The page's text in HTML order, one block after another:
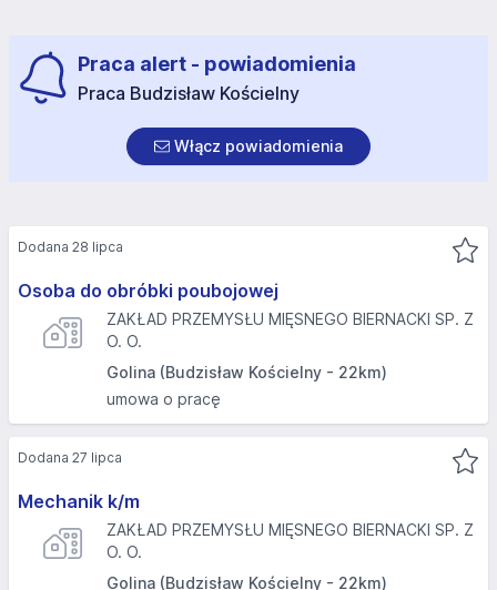
Praca alert - powiadomienia
Praca Budzisław Kościelny
Włącz powiadomienia
Osoba do obróbki poubojowej
ZAKŁAD PRZEMYSŁU MIĘSNEGO BIERNACKI SP. Z
O. O.
Golina (Budzisław Kościelny - 22km)
umowa o pracę
Dodana 28 lipca
Mechanik k/m
ZAKŁAD PRZEMYSŁU MIĘSNEGO BIERNACKI SP. Z
O. O.
Golina (Budzisław Kościelny - 22km)
Dodana 27 lipca